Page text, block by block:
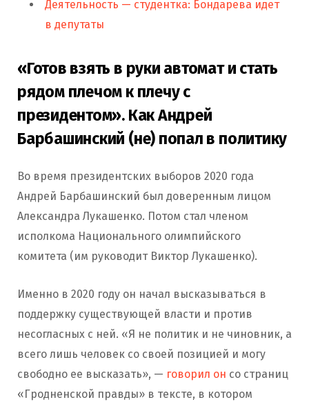
Деятельность — студентка: Бондарева идет
в депутаты
«Готов взять в руки автомат и стать
рядом плечом к плечу с
президентом». Как Андрей
Барбашинский (не) попал в политику
Во время президентских выборов 2020 года
Андрей Барбашинский был доверенным лицом
Александра Лукашенко. Потом стал членом
исполкома Национального олимпийского
комитета (им руководит Виктор Лукашенко).
Именно в 2020 году он начал высказываться в
поддержку существующей власти и против
несогласных с ней. «Я не политик и не чиновник, а
всего лишь человек со своей позицией и могу
свободно ее высказать», — говорил он со страниц
«Гродненской правды» в тексте, в котором